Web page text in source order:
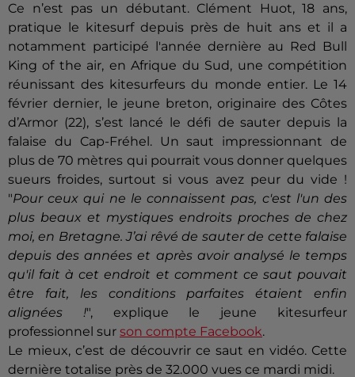
Ce n’est pas un débutant. Clément Huot, 18 ans,
pratique le kitesurf depuis près de huit ans et il a
notamment participé l'année dernière au Red Bull
King of the air, en Afrique du Sud, une compétition
réunissant des kitesurfeurs du monde entier.Le 14
février dernier, le jeune breton, originaire des Côtes
d’Armor (22), s’est lancé le défi de sauter depuis la
falaise du Cap-Fréhel. Un saut impressionnant de
plus de 70 mètres qui pourrait vous donner quelques
sueurs froides, surtout si vous avez peur du vide !
"Pour ceux qui ne le connaissent pas, c'est l'un des
plus beaux et mystiques endroits proches de chez
moi, en Bretagne. J’ai rêvé de sauter de cette falaise
depuis des années et après avoir analysé le temps
qu'il fait à cet endroit et comment ce saut pouvait
être fait, les conditions parfaites étaient enfin
alignées !", explique le jeune kitesurfeur
professionnel sur son compte Facebook.
Le mieux, c’est de découvrir ce saut en vidéo. Cette
dernière totalise près de 32.000 vues ce mardi midi.